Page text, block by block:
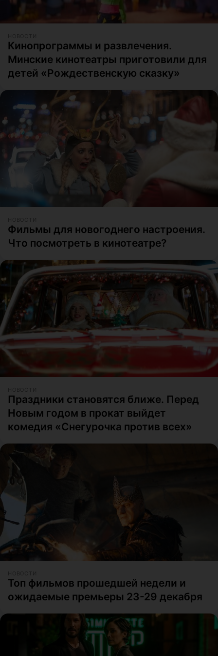
Кинопрограммы и развлечения.
Минские кинотеатры приготовили для
детей «Рождественскую сказку»
Фильмы для новогоднего настроения.
Что посмотреть в кинотеатре?
Праздники становятся ближе. Перед
Новым годом в прокат выйдет
комедия «Снегурочка против всех»
Топ фильмов прошедшей недели и
ожидаемые премьеры 23-29 декабря